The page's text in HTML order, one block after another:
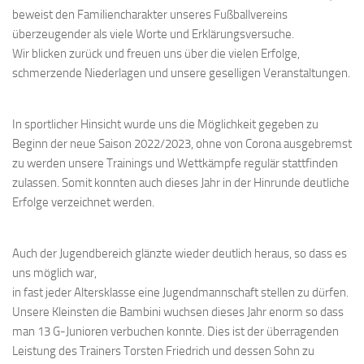
beweist den Familiencharakter unseres Fußballvereins
überzeugender als viele Worte und Erklärungsversuche.
Wir blicken zurück und freuen uns über die vielen Erfolge,
schmerzende Niederlagen und unsere geselligen Veranstaltungen.
In sportlicher Hinsicht wurde uns die Möglichkeit gegeben zu
Beginn der neue Saison 2022/2023, ohne von Corona ausgebremst
zu werden unsere Trainings und Wettkämpfe regulär stattfinden
zulassen. Somit konnten auch dieses Jahr in der Hinrunde deutliche
Erfolge verzeichnet werden.
Auch der Jugendbereich glänzte wieder deutlich heraus, so dass es
uns möglich war,
in fast jeder Altersklasse eine Jugendmannschaft stellen zu dürfen.
Unsere Kleinsten die Bambini wuchsen dieses Jahr enorm so dass
man 13 G-Junioren verbuchen konnte. Dies ist der überragenden
Leistung des Trainers Torsten Friedrich und dessen Sohn zu